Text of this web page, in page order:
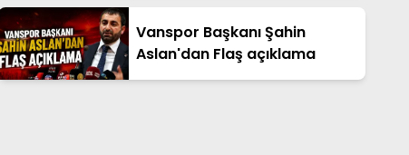
Vanspor Başkanı Şahin
Aslan'dan Flaş açıklama